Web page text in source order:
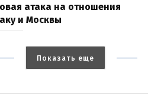
атака на отношения
и Москвы
Показать еще